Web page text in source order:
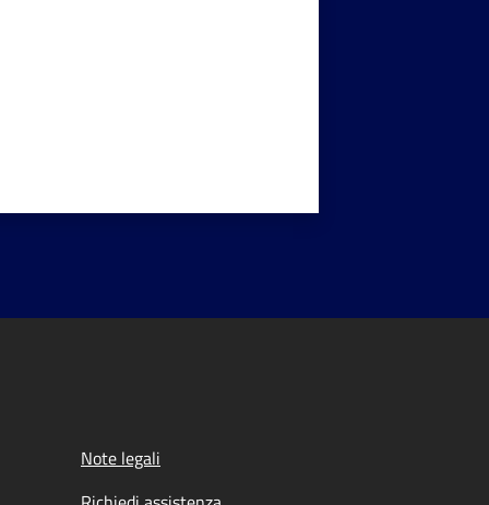
Note legali